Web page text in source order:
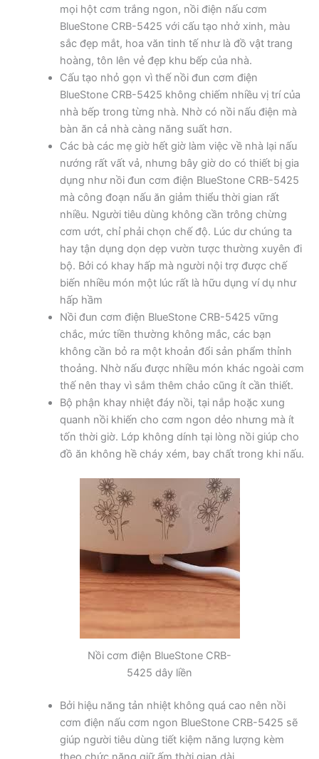
mọi hột cơm trắng ngon, nồi điện nấu cơm
BlueStone CRB-5425 với cấu tạo nhở xinh, màu
sắc đẹp mắt, hoa văn tinh tế như là đồ vật trang
hoàng, tôn lên vẻ đẹp khu bếp của nhà.
Cấu tạo nhỏ gọn vì thế nồi đun cơm điện
BlueStone CRB-5425 không chiếm nhiều vị trí của
nhà bếp trong từng nhà. Nhờ có nồi nấu điện mà
bàn ăn cả nhà càng năng suất hơn.
Các bà các mẹ giờ hết giờ làm việc về nhà lại nấu
nướng rất vất vả, nhưng bây giờ do có thiết bị gia
dụng như nồi đun cơm điện BlueStone CRB-5425
mà công đoạn nấu ăn giảm thiểu thời gian rất
nhiều. Người tiêu dùng không cần trông chừng
cơm ướt, chỉ phải chọn chế độ. Lúc dư chúng ta
hay tận dụng dọn dẹp vườn tược thường xuyên đi
bộ. Bởi có khay hấp mà người nội trợ được chế
biến nhiều món một lúc rất là hữu dụng ví dụ như
hấp hầm
Nồi đun cơm điện BlueStone CRB-5425 vững
chắc, mức tiền thường không mắc, các bạn
không cần bỏ ra một khoản đổi sản phẩm thỉnh
thoảng. Nhờ nấu được nhiều món khác ngoài cơm
thế nên thay vì sắm thêm chảo cũng ít cần thiết.
Bộ phận khay nhiệt đáy nồi, tại nắp hoặc xung
quanh nồi khiến cho cơm ngon dẻo nhưng mà ít
tốn thời giờ. Lớp không dính tại lòng nồi giúp cho
đồ ăn không hề cháy xém, bay chất trong khi nấu.
Nồi cơm điện BlueStone CRB-
5425 dây liền
Bởi hiệu năng tản nhiệt không quá cao nên nồi
cơm điện nấu cơm ngon BlueStone CRB-5425 sẽ
giúp người tiêu dùng tiết kiệm năng lượng kèm